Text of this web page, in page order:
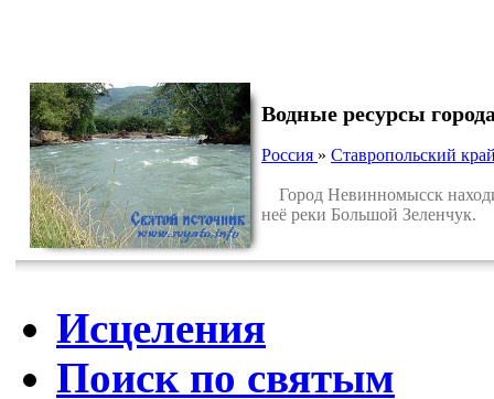
Водные ресурсы
Россия » Ставропольский
Город Невинномысск
неё реки Большой Зеленчук.
Исцеления
Поиск по святым